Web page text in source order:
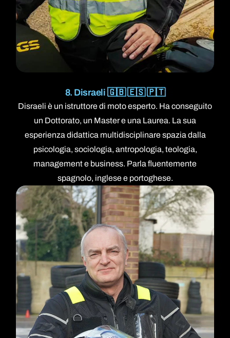
8. Disraeli 🇬🇧 🇪🇸 🇵🇹
Disraeli è un istruttore di moto esperto. Ha conseguito
un Dottorato, un Master e una Laurea. La sua
esperienza didattica multidisciplinare spazia dalla
psicologia, sociologia, antropologia, teologia,
management e business. Parla fluentemente
spagnolo, inglese e portoghese.